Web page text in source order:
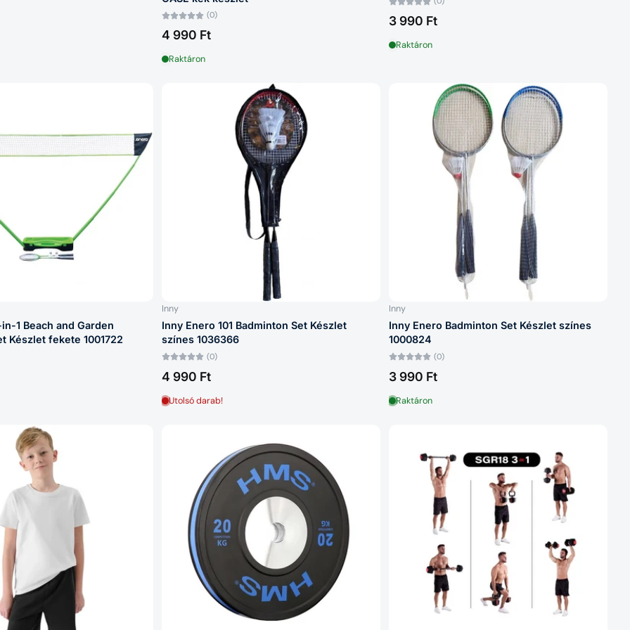
(0)
4 990 Ft
Raktáron
3 990 Ft
Raktáron
1 Beach and Garden
Készlet fekete 1001722
Inny
Inny Enero 101 Badminton Set Készlet
színes 1036366
(0)
4 990 Ft
Utolsó darab!
Inny
Inny Enero Badminton Set Készlet színes
1000824
(0)
3 990 Ft
Raktáron